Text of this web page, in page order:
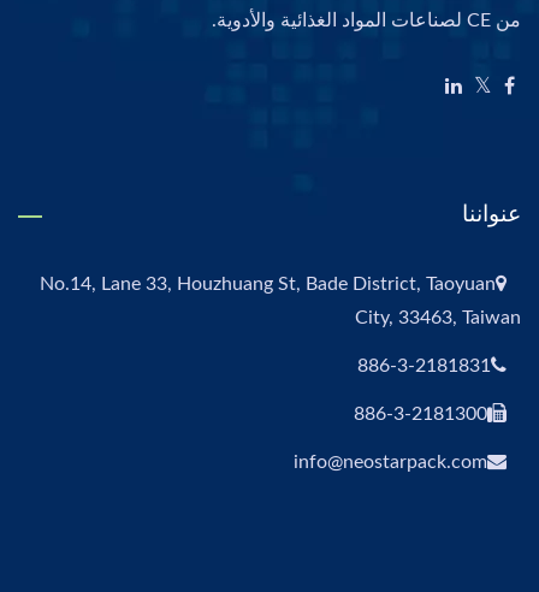
من CE لصناعات المواد الغذائية والأدوية.
عنواننا
No.14, Lane 33, Houzhuang St, Bade District, Taoyuan
City, 33463, Taiwan
886-3-2181831
886-3-2181300
info@neostarpack.com